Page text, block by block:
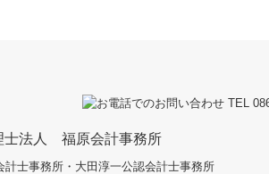
士法人 福原会計事務所
計士事務所・大田淳一公認会計士事務所